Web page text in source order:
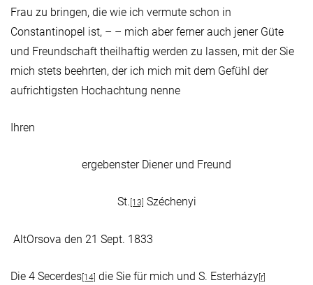
Frau zu bringen, die wie ich vermute schon in
Constantinopel ist, – – mich aber ferner auch jener Güte
und Freundschaft theilhaftig werden zu lassen, mit der Sie
mich stets beehrten, der ich mich mit dem Gefühl der
aufrichtigsten Hochachtung nenne
Ihren
ergebenster Diener und Freund
St. [13] Széchenyi
AltOrsova den 21 Sept. 1833
Die 4 Secerdes[14] die Sie für mich und S. Esterházy[r]